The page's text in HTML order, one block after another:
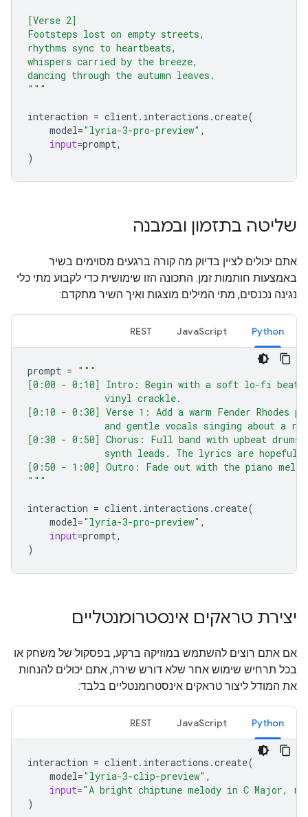
[Verse 2]
Footsteps lost on empty streets,
rhythms sync to heartbeats,
whispers carried by the breeze,
dancing through the autumn leaves.
"""
interaction = client. interactions .create(
model="lyria-3-pro-preview" ,
input=prompt,
)
שליטה בתזמון ובמבנה
אתם יכולים לציין בדיוק מה קורה ברגעים מסוימים בשיר
באמצעות חותמות זמן. התכונה הזו שימושית כדי לקבוע מתי כלי
נגינה נכנסים, מתי המילים מוצגות ואיך השיר מתקדם:
Python
JavaScript
REST
prompt = """
[0:00 - 0:10] Intro: Begin with a soft lo-fi beat
              vinyl crackle.
[0:10 - 0:30] Verse 1: Add a warm Fender Rhodes
and gentle vocals singing about a
[0:30 - 0:50] Chorus: Full band with upbeat drums
synth leads. The lyrics are hopeful
[0:50 - 1:00] Outro: Fade out with the piano
"""
interaction = client. interactions .create(
model="lyria-3-pro-preview" ,
input=prompt,
)
יצירת טראקים אינסטרומנטליים
אם אתם רוצים להשתמש במוזיקה ברקע, בפסקול של משחק או
בכל תרחיש שימוש אחר שלא דורש שירה, אתם יכולים להנחות
את המודל ליצור טראקים אינסטרומנטליים בלבד:
Python
JavaScript
REST
interaction = client. interactions .create(
model="lyria-3-clip-preview" ,
input="A bright chiptune melody in C Major,
)